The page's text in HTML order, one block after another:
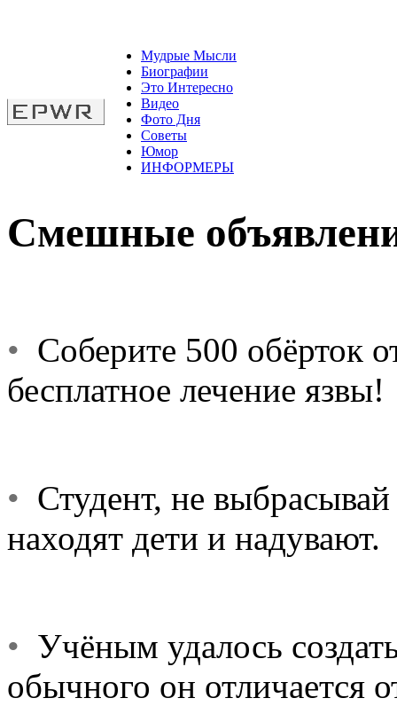
Мудрые Мысли
Биографии
Это Интересно
Видео
Фото Дня
Советы
Юмор
ИНФОРМЕРЫ
Смешные
• Соберите 500 обёрток
бесплатное лечение язвы!
• Студент, не
находят дети и надувают.
• Учёным удалось
обычного он отличается